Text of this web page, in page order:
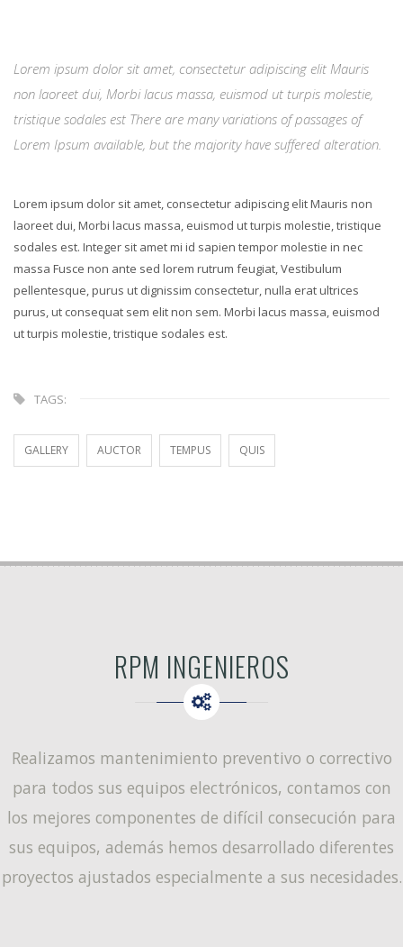
Lorem ipsum dolor sit amet, consectetur adipiscing elit Mauris
non laoreet dui, Morbi lacus massa, euismod ut turpis molestie,
tristique sodales est There are many variations of passages of
Lorem Ipsum available, but the majority have suffered alteration.
Lorem ipsum dolor sit amet, consectetur adipiscing elit Mauris non
laoreet dui, Morbi lacus massa, euismod ut turpis molestie, tristique
sodales est. Integer sit amet mi id sapien tempor molestie in nec
massa Fusce non ante sed lorem rutrum feugiat, Vestibulum
pellentesque, purus ut dignissim consectetur, nulla erat ultrices
purus, ut consequat sem elit non sem. Morbi lacus massa, euismod
ut turpis molestie, tristique sodales est.
TAGS:
GALLERY AUCTOR TEMPUS QUIS
RPM INGENIEROS
Realizamos mantenimiento preventivo o correctivo
para todos sus equipos electrónicos, contamos con
los mejores componentes de difícil consecución para
sus equipos, además hemos desarrollado diferentes
proyectos ajustados especialmente a sus necesidades.